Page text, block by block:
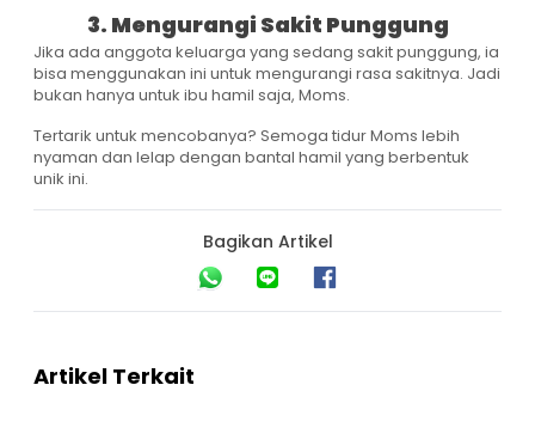
3. Mengurangi Sakit Punggung
Jika ada anggota keluarga yang sedang sakit punggung, ia
bisa menggunakan ini untuk mengurangi rasa sakitnya. Jadi
bukan hanya untuk ibu hamil saja, Moms.
Tertarik untuk mencobanya? Semoga tidur Moms lebih
nyaman dan lelap dengan bantal hamil yang berbentuk
unik ini.
Bagikan Artikel
Artikel Terkait